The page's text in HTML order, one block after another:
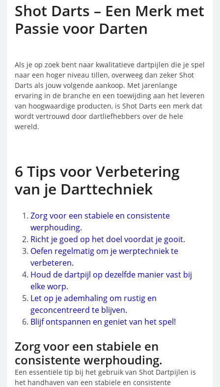
Shot Darts – Een Merk met
Passie voor Darten
Als je op zoek bent naar kwalitatieve dartpijlen die je spel
naar een hoger niveau tillen, overweeg dan zeker Shot
Darts als jouw volgende aankoop. Met jarenlange
ervaring in de branche en een toewijding aan het leveren
van hoogwaardige producten, is Shot Darts een merk dat
wordt vertrouwd door dartliefhebbers over de hele
wereld.
6 Tips voor Verbetering
van je Darttechniek
Zorg voor een stabiele en consistente
werphouding.
Richt je goed op het doel voordat je gooit.
Oefen regelmatig om je werptechniek te
verbeteren.
Houd de dartpijl op dezelfde manier vast bij
elke worp.
Let op je ademhaling om rustig en
geconcentreerd te blijven.
Blijf ontspannen en geniet van het spel!
Zorg voor een stabiele en
consistente werphouding.
Een essentiële tip bij het gebruik van Shot Dartpijlen is
het handhaven van een stabiele en consistente